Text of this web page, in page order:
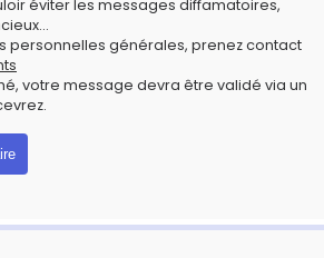
éviter les messages diffamatoires,
personnelles générales, prenez contact
votre message devra être validé via un